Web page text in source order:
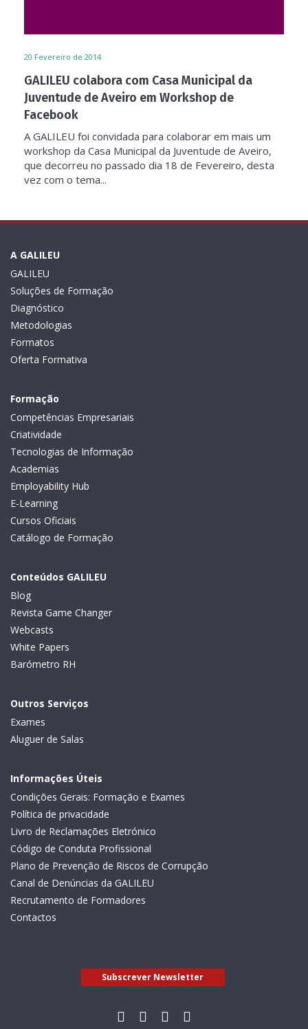
20 Fevereiro de 2014
GALILEU colabora com Casa Municipal da
Juventude de Aveiro em Workshop de
Facebook
A GALILEU foi convidada para colaborar em mais um
workshop da Casa Municipal da Juventude de Aveiro,
que decorreu no passado dia 18 de Fevereiro, desta
vez com o tema...
A GALILEU
GALILEU
Soluções de Formação
Diagnóstico
Metodologias
Formatos
Oferta Formativa
Formação
Competências Empresariais
Criatividade
Tecnologias de Informação
Academias
Employability Hub
E-Learning
Cursos Oficiais
Catálogo de Formação
Conteúdos GALILEU
Blog
Revista Game Changer
Webcasts
White Papers
Barómetro RH
Outros Serviços
Exames
Aluguer de Salas
Informações Úteis
Condições Gerais: Formação e Exames
Política de privacidade
Livro de Reclamações Eletrónico
Código de Conduta Profissional
Plano de Prevenção de Riscos de Corrupção
Canal de Denúncias da GALILEU
Recrutamento de Formadores
Contactos
Subscrever Newsletter